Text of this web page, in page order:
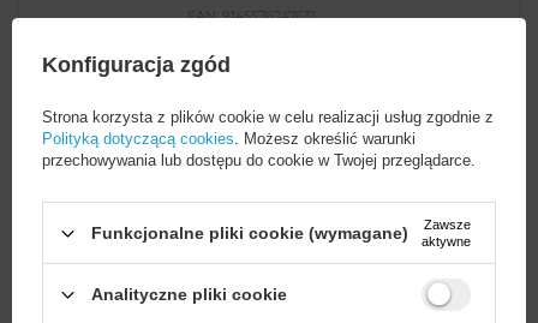
EAN:9145576247631
8,11 PLN
Najniższa cena produktu w okresie 30 dni przed wprowadzeniem
Cena regularna:9,00 PLN -10%
76 szt. w magazynie - +
Konfiguracja zgód
Strona korzysta z plików cookie w celu realizacji usług zgodnie z
Polityką dotyczącą cookies . Możesz określić warunki
przechowywania lub dostępu do cookie w Twojej przeglądarce.
Funkcjonalne pliki cookie (wymagane)
Zawsze
aktywne
Analityczne pliki cookie